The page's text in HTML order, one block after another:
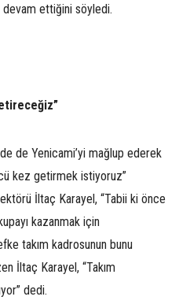
devam ettiğini söyledi.
de Yenicami’yi mağlup ederek
kez getirmek istiyoruz”
İltaç Karayel, “Tabii ki önce
kazanmak için
takım kadrosunun bunu
İltaç Karayel, “Takım
dedi.